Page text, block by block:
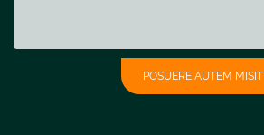
POSUERE AUTEM MISIT